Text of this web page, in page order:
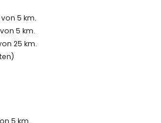
gegen Aufpreis
(auf Anfrage)
für Ihren Urlaub in
(L'Arenal) (innerhalb von 5 Kilometern
5 km.
5 km.
25 km.
5 km.